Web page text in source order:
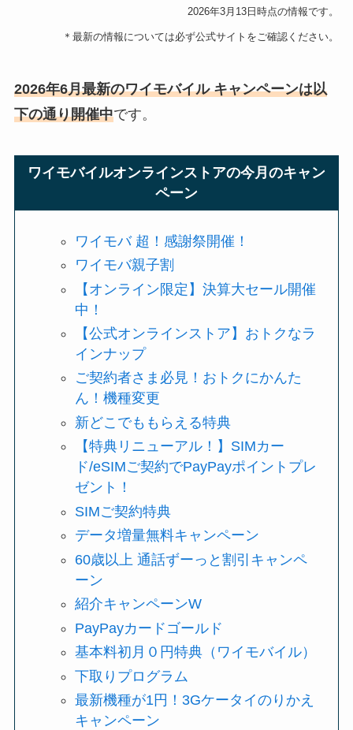
2026年3月13日時点の情報です。
＊最新の情報については必ず公式サイトをご確認ください。
2026年6月最新のワイモバイル キャンペーンは以
下の通り開催中です。
ワイモバイルオンラインストアの今月のキャン
ペーン
ワイモバ 超！感謝祭開催！
ワイモバ親子割
【オンライン限定】決算大セール開催
中！
【公式オンラインストア】おトクなラ
インナップ
ご契約者さま必見！おトクにかんた
ん！機種変更
新どこでももらえる特典
【特典リニューアル！】SIMカー
ド/eSIMご契約でPayPayポイントプレ
ゼント！
SIMご契約特典
データ増量無料キャンペーン
60歳以上 通話ずーっと割引キャンペ
ーン
紹介キャンペーンW
PayPayカードゴールド
基本料初月０円特典（ワイモバイル）
下取りプログラム
最新機種が1円！3Gケータイのりかえ
キャンペーン